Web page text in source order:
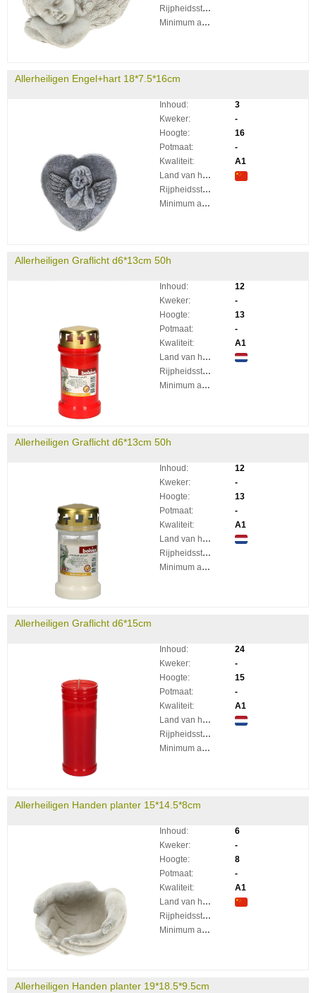
Rijpheidsstadium:
Minimum aantal takken per plant:
Allerheiligen Engel+hart 18*7.5*16cm
Inhoud:
3
Kweker:
-
Hoogte:
16
Potmaat:
-
Kwaliteit:
A1
Land van herkomst:
Rijpheidsstadium:
Minimum aantal takken per plant:
Allerheiligen Graflicht d6*13cm 50h
Inhoud:
12
Kweker:
-
Hoogte:
13
Potmaat:
-
Kwaliteit:
A1
Land van herkomst:
Rijpheidsstadium:
Minimum aantal takken per plant:
Allerheiligen Graflicht d6*13cm 50h
Inhoud:
12
Kweker:
-
Hoogte:
13
Potmaat:
-
Kwaliteit:
A1
Land van herkomst:
Rijpheidsstadium:
Minimum aantal takken per plant:
Allerheiligen Graflicht d6*15cm
Inhoud:
24
Kweker:
-
Hoogte:
15
Potmaat:
-
Kwaliteit:
A1
Land van herkomst:
Rijpheidsstadium:
Minimum aantal takken per plant:
Allerheiligen Handen planter 15*14.5*8cm
Inhoud:
6
Kweker:
-
Hoogte:
8
Potmaat:
-
Kwaliteit:
A1
Land van herkomst:
Rijpheidsstadium:
Minimum aantal takken per plant:
Allerheiligen Handen planter 19*18.5*9.5cm